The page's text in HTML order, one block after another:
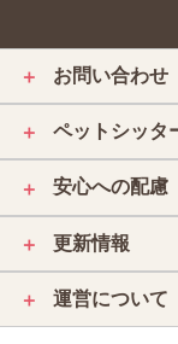
＋ お問い合わせ
＋ ペットシッタ
＋ 安心への配慮
＋ 更新情報
＋ 運営について